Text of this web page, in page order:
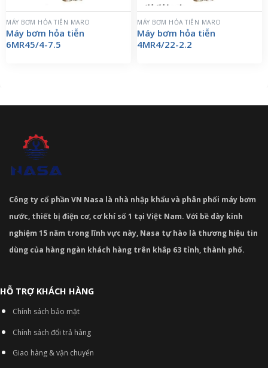
MÁY BƠM HỎA TIỄN MARO
Máy bơm hỏa tiễn
6MR45/4-7.5
MÁY BƠM HỎA TIỄN MARO
Máy bơm hỏa tiễn
4MR4/22-2.2
Công ty cổ phần VN Nasa là nhà nhập khẩu và phân phối máy bơm
nước, thiết bị điện cơ, cơ khí số 1 tại Việt Nam. Với bề dày kinh
nghiệm 15 năm trong lĩnh vực này, Nasa tự hào là thương hiệu tin
dùng của hàng ngàn khách hàng trên khắp 63 tỉnh, thành phố.
HỖ TRỢ KHÁCH HÀNG
Chính sách bảo mật
Chính sách đổi trả hàng
Giao hàng & vận chuyển